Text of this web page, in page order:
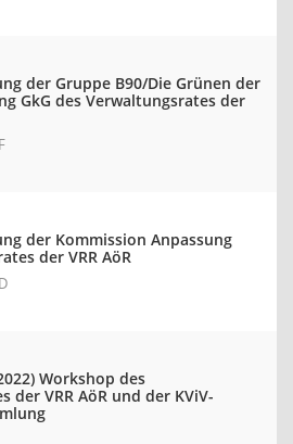
der Gruppe B90/Die Grünen der
GkG des Verwaltungsrates der
der Kommission Anpassung
der VRR AöR
Workshop des
der VRR AöR und der KViV-